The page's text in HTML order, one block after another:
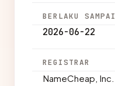
BERLAKU SAMPAI
2026-06-22
REGISTRAR
NameCheap, Inc.